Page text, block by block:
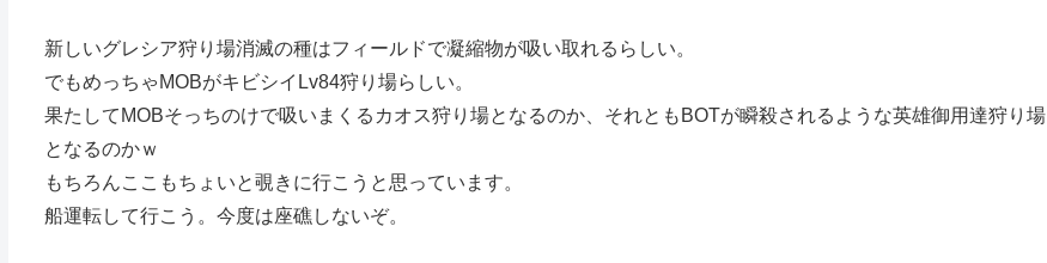
新しいグレシア狩り場消滅の種はフィールドで凝縮物が吸い取れるらしい。
でもめっちゃMOBがキビシイLv84狩り場らしい。
果たしてMOBそっちのけで吸いまくるカオス狩り場となるのか、それともBOTが瞬殺されるような英雄御用達狩り場
となるのかｗ
もちろんここもちょいと覗きに行こうと思っています。
船運転して行こう。今度は座礁しないぞ。